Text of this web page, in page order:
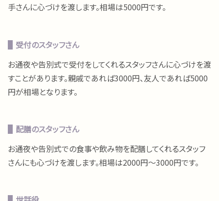
手さんに心づけを渡します。相場は5000円です。
受付のスタッフさん
お通夜や告別式で受付をしてくれるスタッフさんに心づけを渡
すことがあります。親戚であれば3000円、友人であれば5000
円が相場となります。
配膳のスタッフさん
お通夜や告別式での食事や飲み物を配膳してくれるスタッフ
さんにも心づけを渡します。相場は2000円〜3000円です。